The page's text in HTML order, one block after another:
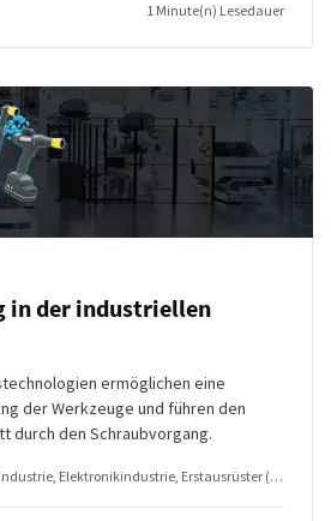
1 Minute(n) Lesedauer
in der industriellen
ermöglichen eine
der Werkzeuge und führen den
durch den Schraubvorgang.
Elektronikindustrie Erstausrüster (OEMs)